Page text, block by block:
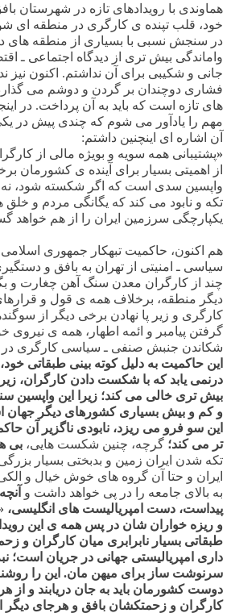
هماوندی با رویدادهای تازه در شهرستان
خود، قلب تپنده ی کارگری در منطقه ای
در سنجش نسبی با بسیاری از منطقه های
واماندگی بیش تری از دیدگاه اجتماعی ـ
جانی و شکیبی برای آن نداشتم. اکنون نیز
فشاری دوچندان بر گردن و دوشم می
های تازه است که باید به آن پرداخت. در
مهم را یادآور می شوم که چندی پیش در
آن اشاره ای اینچنین داشتم:
«پشتیبانی همه سویه و بویژه مالی از
از اهمیتی بسیار برای آینده ی کشورمان
واپسین سدی است که اگر شکسته شود، نه
تکه و نابود می کند که یگانگی مردم و
یکپارچگی سرزمین ایران را از هم
هم اکنون، حاکمیت تبهکار جمهوری
سیاسی ـ امنیتی از تهران به بافق و
چند از کارگران معدن سنگ آهن چغارت و
دیگر منطقه، برخلاف همه ی قول و قرارهای
کارگری و زیر پا نهادن برخی دیگر از
گرفتن پیامبر و ائمه اطهار، همه ی نیروی
شکاندن جنبش صنفی ـ سیاسی کارگری در
این حاکمیت به دلیل کوته بینی طبقاتی خود،
درنمی یابد که با شکست دادن کارگران،
بیش تری خالی می کند؛ زیرا این واپسین
و کم و بیش بسیاری کشورهای دیگر
این سو فرو می ریزد، نابودی ناگزیر آن
تر می کند؛ گرچه، چنین شکست هایی، بی
تکه شدن ایران زمین و بدبختی بسیار
ایران و حتا آن گروه های خوش خیال و
به بالای جامعه را در پی خواهد داشت و
پیداست، دست امپریالیست های انگلیسی،
و ریزه خواران شان در پس همه ی این
طبقاتی بسیار نابرابری میان کارگران و
داری امپریالیستی جهانی در جریان است؛
سرنوشت ساز برای میهن مان. این را
دوست کشورمان باید به جان دریابند و از
کارگران و زحمتکشان بافق و هرجای دیگر